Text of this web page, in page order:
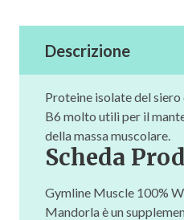
Descrizione
Proteine isolate del
B6 molto utili per il
della massa muscolare.
Scheda
Gymline Muscle 100%
Mandorla è un